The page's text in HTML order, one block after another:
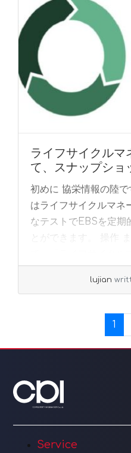
ライフサイクルマ
て、スナップショ
初めに 協栄情報の陸
はライフサイクルマネ
なテストでEBSを定期
とができます。 操作
lujian
1
Service